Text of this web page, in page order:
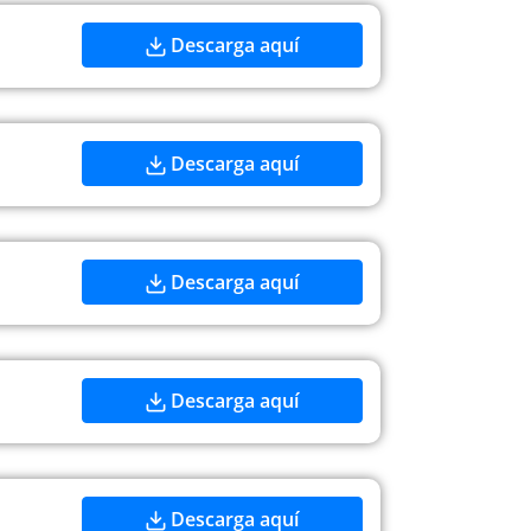
Descarga aquí
Descarga aquí
Descarga aquí
Descarga aquí
Descarga aquí